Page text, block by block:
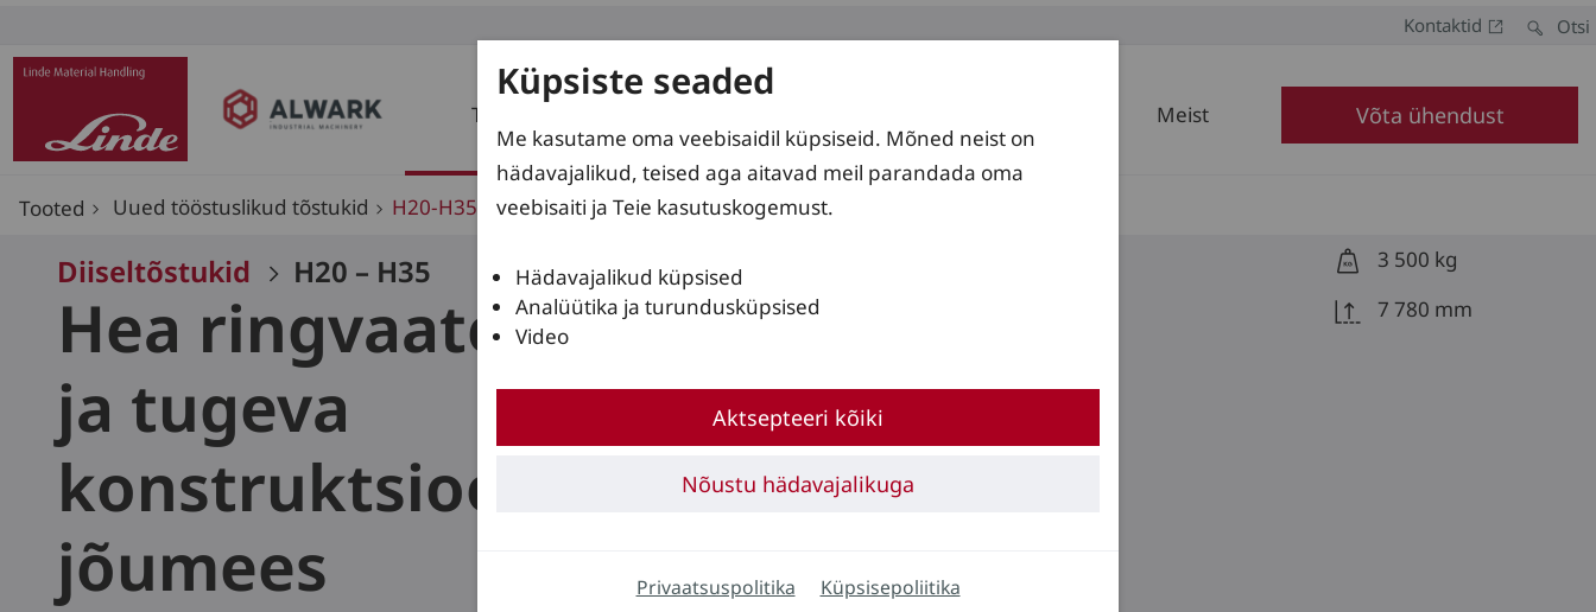
Tooted Meist
Otsi
Kontaktid
Võta ühendust
Tooted Uued tööstuslikud tõstukid
H20-H35
3 500 kg
7 780 mm
Diiseltõstukid H20 – H35
Hea ringvaatega
ja tugeva
konstruktsiooniga
jõumees
Küpsiste seaded
Me kasutame oma veebisaidil küpsiseid. Mõned neist on
hädavajalikud, teised aga aitavad meil parandada oma
veebisaiti ja Teie kasutuskogemust.
Hädavajalikud küpsised
Analüütika ja turundusküpsised
Video
Aktsepteeri kõiki
Nõustu hädavajalikuga
Privaatsuspolitika Küpsisepoliitika